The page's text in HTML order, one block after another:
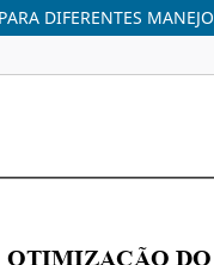
DIFERENTES